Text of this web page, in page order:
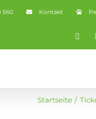
560 Kontakt
Startseite